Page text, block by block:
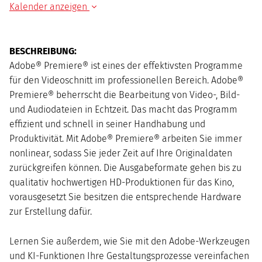
Kalender anzeigen
Mo Di
BESCHREIBUNG:
Adobe® Premiere® ist eines der effektivsten Programme
für den Videoschnitt im professionellen Bereich. Adobe®
Premiere® beherrscht die Bearbeitung von Video-, Bild-
und Audiodateien in Echtzeit. Das macht das Programm
effizient und schnell in seiner Handhabung und
Produktivität. Mit Adobe® Premiere® arbeiten Sie immer
nonlinear, sodass Sie jeder Zeit auf Ihre Originaldaten
zurückgreifen können. Die Ausgabeformate gehen bis zu
qualitativ hochwertigen HD-Produktionen für das Kino,
vorausgesetzt Sie besitzen die entsprechende Hardware
zur Erstellung dafür.
Lernen Sie außerdem, wie Sie mit den Adobe-Werkzeugen
und KI-Funktionen Ihre Gestaltungsprozesse vereinfachen